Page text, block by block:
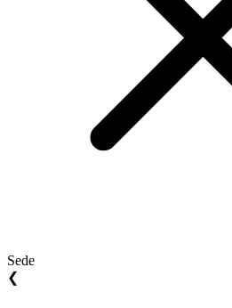
Sede
❮